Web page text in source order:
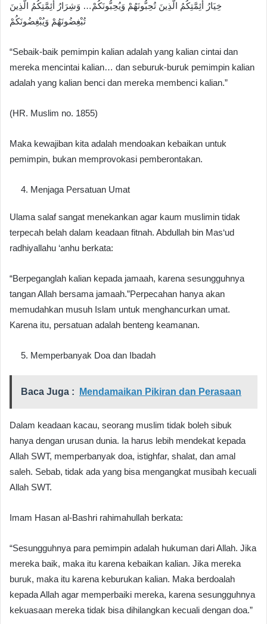
خِيَارُ أَئِمَّتِكُمُ الَّذِينَ تُحِبُّونَهُمْ وَيُحِبُّونَكُمْ… وَشِرَارُ أَئِمَّتِكُمُ الَّذِينَ
تُبْغِضُونَهُمْ وَيُبْغِضُونَكُمْ
“Sebaik-baik pemimpin kalian adalah yang kalian cintai dan
mereka mencintai kalian… dan seburuk-buruk pemimpin kalian
adalah yang kalian benci dan mereka membenci kalian.”
(HR. Muslim no. 1855)
Maka kewajiban kita adalah mendoakan kebaikan untuk
pemimpin, bukan memprovokasi pemberontakan.
Menjaga Persatuan Umat
Ulama salaf sangat menekankan agar kaum muslimin tidak
terpecah belah dalam keadaan fitnah. Abdullah bin Mas‘ud
radhiyallahu ‘anhu berkata:
“Berpeganglah kalian kepada jamaah, karena sesungguhnya
tangan Allah bersama jamaah.”Perpecahan hanya akan
memudahkan musuh Islam untuk menghancurkan umat.
Karena itu, persatuan adalah benteng keamanan.
Memperbanyak Doa dan Ibadah
Baca Juga : Mendamaikan Pikiran dan Perasaan
Dalam keadaan kacau, seorang muslim tidak boleh sibuk
hanya dengan urusan dunia. Ia harus lebih mendekat kepada
Allah SWT, memperbanyak doa, istighfar, shalat, dan amal
saleh. Sebab, tidak ada yang bisa mengangkat musibah kecuali
Allah SWT.
Imam Hasan al-Bashri rahimahullah berkata:
“Sesungguhnya para pemimpin adalah hukuman dari Allah. Jika
mereka baik, maka itu karena kebaikan kalian. Jika mereka
buruk, maka itu karena keburukan kalian. Maka berdoalah
kepada Allah agar memperbaiki mereka, karena sesungguhnya
kekuasaan mereka tidak bisa dihilangkan kecuali dengan doa.”